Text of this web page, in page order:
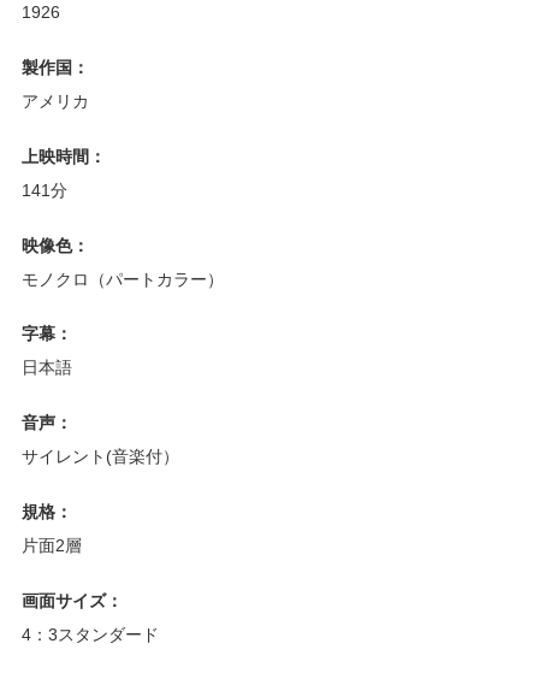
1926
製作国：
アメリカ
上映時間：
141分
映像色：
モノクロ（パートカラー）
字幕：
日本語
音声：
サイレント(音楽付）
規格：
片面2層
画面サイズ：
4：3スタンダード